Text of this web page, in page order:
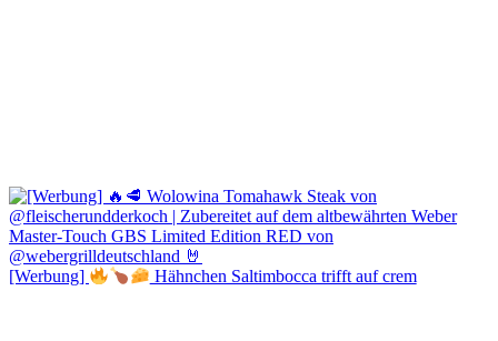
[Werbung] Hähnchen Saltimbocca trifft auf crem